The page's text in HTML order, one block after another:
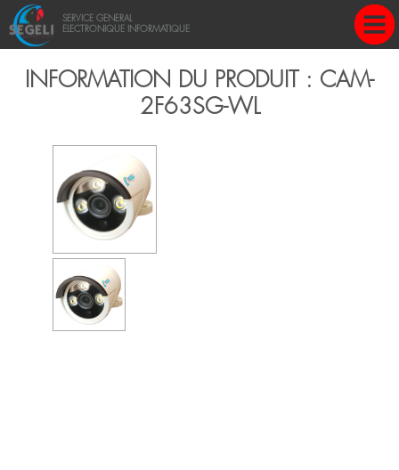
Une question?
+237 696 699 720 - 678 469 139
SERVICE GENERAL
ELECTRONIQUE INFORMATIQUE
INFORMATION DU PRODUIT : CAM-
2F63SG-WL